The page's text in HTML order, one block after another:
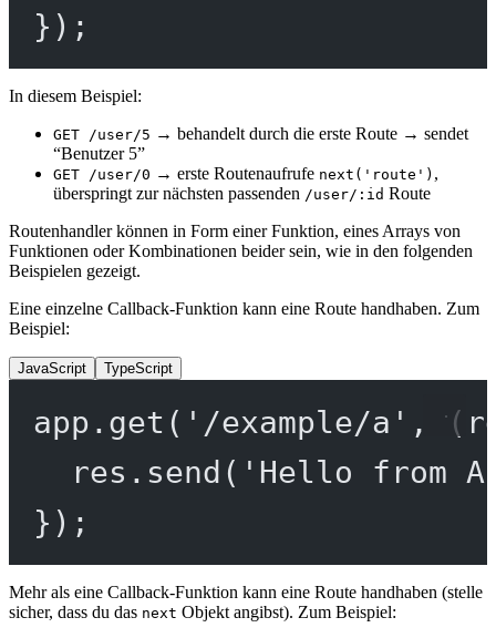
});
In diesem Beispiel:
GET /user/5 → behandelt durch die erste Route → sendet
“Benutzer 5”
GET /user/0 → erste Routenaufrufe next('route') ,
überspringt zur nächsten passenden /user/:id Route
Routenhandler können in Form einer Funktion, eines Arrays von
Funktionen oder Kombinationen beider sein, wie in den folgenden
Beispielen gezeigt.
Eine einzelne Callback-Funktion kann eine Route handhaben. Zum
Beispiel:
JavaScript TypeScript
app. get ( '/example/a' , (
res. send ( 'Hello from
});
Mehr als eine Callback-Funktion kann eine Route handhaben (stelle
sicher, dass du das next Objekt angibst). Zum Beispiel: